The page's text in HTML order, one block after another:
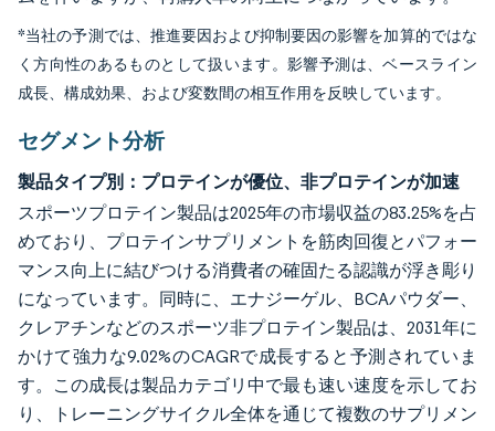
*当社の予測では、推進要因および抑制要因の影響を加算的ではな
く方向性のあるものとして扱います。影響予測は、ベースライン
成長、構成効果、および変数間の相互作用を反映しています。
セグメント分析
製品タイプ別：プロテインが優位、非プロテインが加速
スポーツプロテイン製品は2025年の市場収益の83.25%を占
めており、プロテインサプリメントを筋肉回復とパフォー
マンス向上に結びつける消費者の確固たる認識が浮き彫り
になっています。同時に、エナジーゲル、BCAパウダー、
クレアチンなどのスポーツ非プロテイン製品は、2031年に
かけて強力な9.02%のCAGRで成長すると予測されていま
す。この成長は製品カテゴリ中で最も速い速度を示してお
り、トレーニングサイクル全体を通じて複数のサプリメン